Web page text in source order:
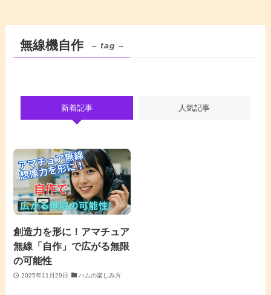
無線機自作 – tag –
新着記事 人気記事
創造力を形に！アマチュア
無線「自作」で広がる無限
の可能性
2025年11月29日 ハムの楽しみ方